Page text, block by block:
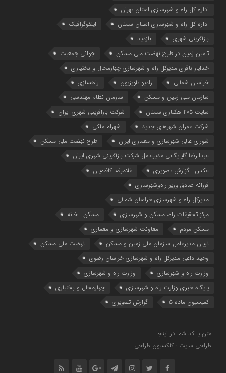
اداره کل راه و شهرسازی استان تهران
اداره کل راه و شهرسازی استان سمنان
اینفوگرافیک
بازآفرینی شهری
بازدید
تامین زمین در طرح نهضت ملی مسکن
جوانی جمعیت
خدایار باقری مدیرکل راه و شهرسازی چهارمحال و بختیاری
خراسان شمالی
رادیو تلویزیون
راهسازی
سازمان ملی زمین و مسکن
سازمان نظام مهندسی
سایت 205 هکتاری سمنان
شرکت بازافرینی شهری ایران
شرکت عمران شهرهای جدید
شهرام ملکی
شوراي عالي شهرسازی و معماري ايران
طرح نهضت ملی مسکن
عبدالرضا گلپایگانی مدیرعامل شرکت بازآفرینی شهری ایران
عکس - گزارش تصویری
غلامرضا کاظمیان
فرزانه صادق وزیر راه‌وشهرسازی
مدیرکل راه و شهرسازی خراسان شمالی
مرکز تحقیقات راه، مسکن و شهرسازی
مسکن - خانه
مسکن مردم
معاونت شهرسازي و معماري
نبیان مدیرعامل سازمان ملی زمین و مسکن
نهضت ملی مسکن
وحید داعی مدیرکل راه و شهرسازی خراسان رضوی
وزارت راه و شهرسازي
وزارت راه و شهرسازی
پایگاه خبری وزارت راه و شهرسازی
چهارمحال و بختیاری
کمیسیون ماده 5
گزارش تصویری
متن یا کد شما در اینجا
طراحی سایت : کلکسیون طراحی